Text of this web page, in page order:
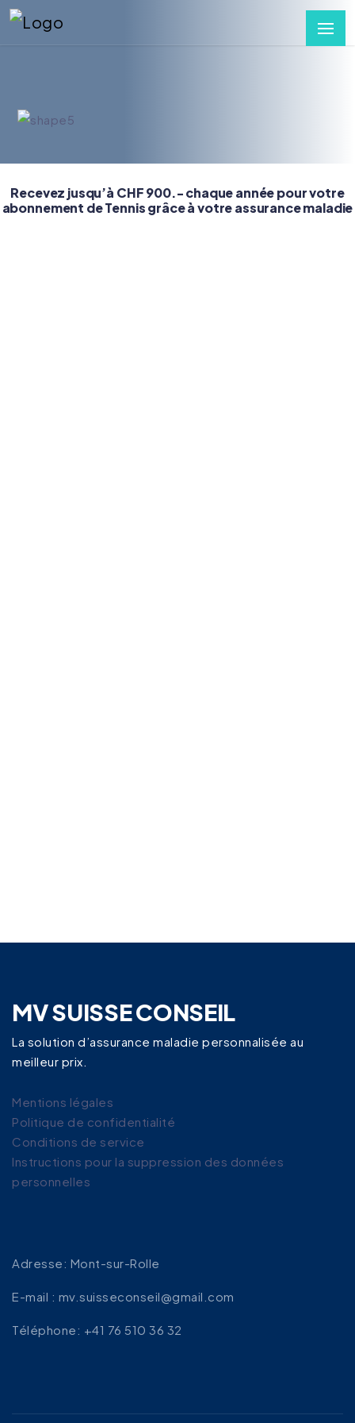
Recevez jusqu’à CHF 900.- chaque année pour votre
abonnement de Tennis grâce à votre assurance maladie
MV SUISSE CONSEIL
La solution d’assurance maladie personnalisée au
meilleur prix.
Mentions légales
Politique de confidentialité
Conditions de service
Instructions pour la suppression des données
personnelles
Adresse: Mont-sur-Rolle
E-mail : mv.suisseconseil@gmail.com
Téléphone: +41 76 510 36 32